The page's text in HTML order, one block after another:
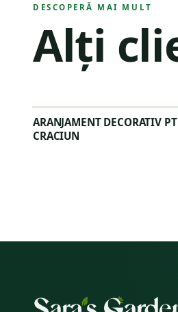
DESCOPERĂ MAI MULT
Alți
ARANJAMENT DECORATIV
CRACIUN